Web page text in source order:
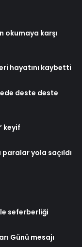
okumaya karşı
hayatını kaybetti
deste deste
keyif
yola saçıldı
seferberliği
Günü mesajı